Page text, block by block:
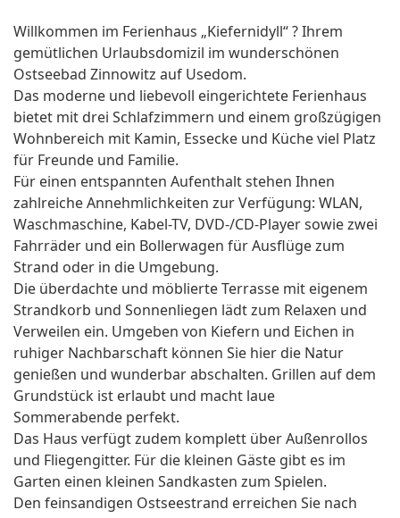
Willkommen im Ferienhaus „Kiefernidyll“ ? Ihrem
gemütlichen Urlaubsdomizil im wunderschönen
Ostseebad Zinnowitz auf Usedom.
Das moderne und liebevoll eingerichtete Ferienhaus
bietet mit drei Schlafzimmern und einem großzügigen
Wohnbereich mit Kamin, Essecke und Küche viel Platz
für Freunde und Familie.
Für einen entspannten Aufenthalt stehen Ihnen
zahlreiche Annehmlichkeiten zur Verfügung: WLAN,
Waschmaschine, Kabel-TV, DVD-/CD-Player sowie zwei
Fahrräder und ein Bollerwagen für Ausflüge zum
Strand oder in die Umgebung.
Die überdachte und möblierte Terrasse mit eigenem
Strandkorb und Sonnenliegen lädt zum Relaxen und
Verweilen ein. Umgeben von Kiefern und Eichen in
ruhiger Nachbarschaft können Sie hier die Natur
genießen und wunderbar abschalten. Grillen auf dem
Grundstück ist erlaubt und macht laue
Sommerabende perfekt.
Das Haus verfügt zudem komplett über Außenrollos
und Fliegengitter. Für die kleinen Gäste gibt es im
Garten einen kleinen Sandkasten zum Spielen.
Den feinsandigen Ostseestrand erreichen Sie nach